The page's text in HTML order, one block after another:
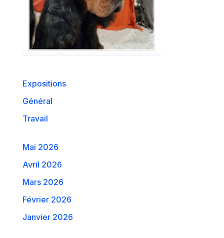
Expositions
Général
Travail
Mai 2026
Avril 2026
Mars 2026
Février 2026
Janvier 2026